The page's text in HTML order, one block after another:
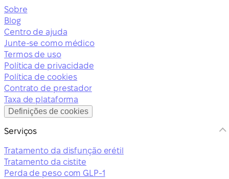
Sobre
Blog
Centro de ajuda
Junte-se como médico
Termos de uso
Política de privacidade
Política de cookies
Contrato de prestador
Taxa de plataforma
Definições de cookies
Serviços
Tratamento da disfunção erétil
Tratamento da cistite
Perda de peso com GLP-1